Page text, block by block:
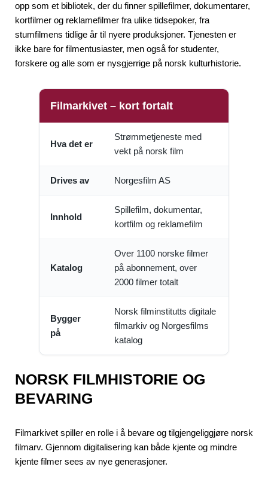
opp som et bibliotek, der du finner spillefilmer, dokumentarer,
kortfilmer og reklamefilmer fra ulike tidsepoker, fra
stumfilmens tidlige år til nyere produksjoner. Tjenesten er
ikke bare for filmentusiaster, men også for studenter,
forskere og alle som er nysgjerrige på norsk kulturhistorie.
Filmarkivet – kort fortalt
Hva det er
Strømmetjeneste med
vekt på norsk film
Drives av Norgesfilm AS
Innhold
Spillefilm, dokumentar,
kortfilm og reklamefilm
Katalog
Over 1100 norske filmer
på abonnement, over
2000 filmer totalt
Bygger
på
Norsk filminstitutts digitale
filmarkiv og Norgesfilms
katalog
NORSK FILMHISTORIE OG
BEVARING
Filmarkivet spiller en rolle i å bevare og tilgjengeliggjøre norsk
filmarv. Gjennom digitalisering kan både kjente og mindre
kjente filmer sees av nye generasjoner.